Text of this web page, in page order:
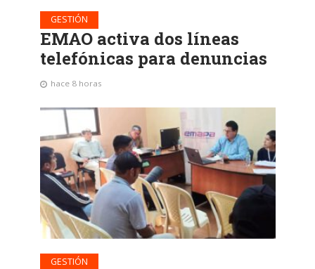
GESTIÓN
EMAO activa dos líneas
telefónicas para denuncias
hace 8 horas
GESTIÓN